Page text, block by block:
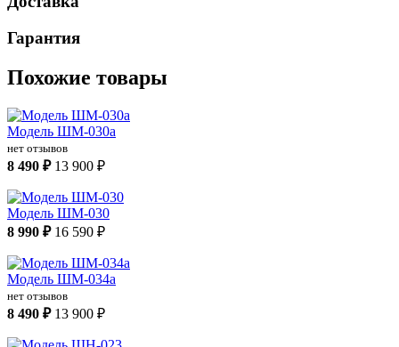
Гарантия
Похожие товары
Модель ШМ-030а
нет отзывов
8 490 ₽ 13 900 ₽
Модель ШМ-030
8 990 ₽ 16 590 ₽
Модель ШМ-034а
нет отзывов
8 490 ₽ 13 900 ₽